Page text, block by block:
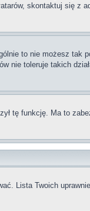
skontaktuj się z
to nie możesz tak
nie toleruje takich
tę funkcję. Ma to
Lista Twoich